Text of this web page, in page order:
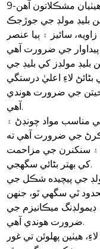
آهي: 9-بليڊ ٽربائن بليڊ مولڊ جي جوڙجڪ
سائيز ۽ ٻيا عنصر
مولڊز کي بليڊ جي
لاءِ اعليٰ درستگي
جي ضرورت هوندي
آهي.
کي مناسب مواد چونڊڻ ۽
جي ضرورت آهي ته
۽ سنکنرن جي مزاحمت
کي بهتر بڻائي سگهجي.
جي پيچيده شڪل جي
ٿي سگهي ٿو، جنهن
ميڪانيزم جي
ضرورت هوندي آهي.
هيٺين پهلوئن تي غور